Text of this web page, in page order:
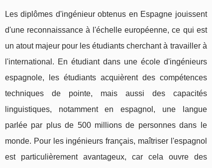
Les diplômes d'ingénieur obtenus en Espagne jouissent
d'une reconnaissance à l'échelle européenne, ce qui est
un atout majeur pour les étudiants cherchant à travailler à
l'international. En étudiant dans une école d'ingénieurs
espagnole, les étudiants acquièrent des compétences
techniques de pointe, mais aussi des capacités
linguistiques, notamment en espagnol, une langue
parlée par plus de 500 millions de personnes dans le
monde. Pour les ingénieurs français, maîtriser l'espagnol
est particulièrement avantageux, car cela ouvre des